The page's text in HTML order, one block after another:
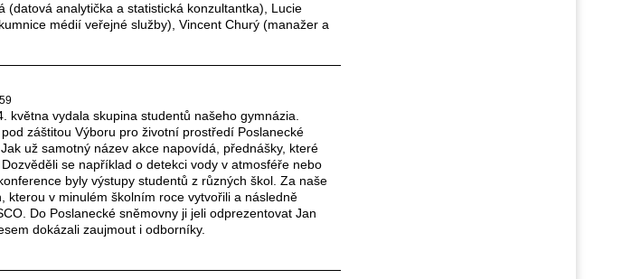
analytička a statistická konzultantka), Lucie
médií veřejné služby), Vincent Churý (manažer a
května vydala skupina studentů našeho gymnázia.
záštitou Výboru pro životní prostředí Poslanecké
už samotný název akce napovídá, přednášky, které
se například o detekci vody v atmosféře nebo
byly výstupy studentů z různých škol. Za naše
v minulém školním roce vytvořili a následně
Do Poslanecké sněmovny ji jeli odprezentovat Jan
dokázali zaujmout i odborníky.